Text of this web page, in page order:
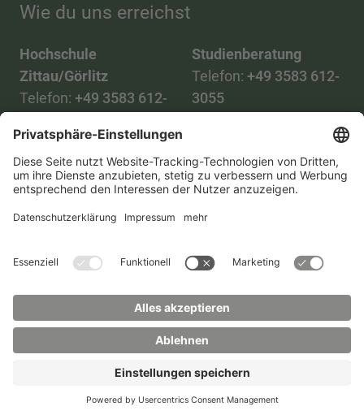
Wie du uns erreichst
Hochschule
Zittau/Görlitz
Telefon: +49 3583 612-
Mail:info(at)hszg.de
Studienberatung
Telefon: +49 3583 612-
3055
Mail:
stud.info(at)hszg.de
TransparenzgesetzKontakt Lageplan